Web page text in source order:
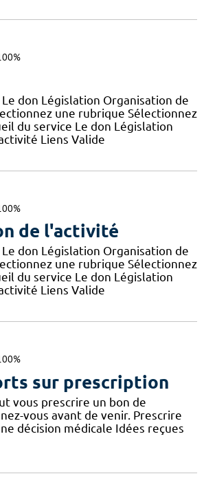
don Législation Organisation de
une rubrique Sélectionnez
du service Le don Législation
Liens Valide
de l'activité
don Législation Organisation de
une rubrique Sélectionnez
du service Le don Législation
Liens Valide
sur prescription
vous prescrire un bon de
vous avant de venir. Prescrire
décision médicale Idées reçues